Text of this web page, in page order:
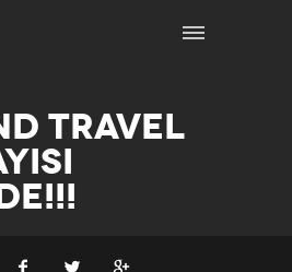
TRAVEL